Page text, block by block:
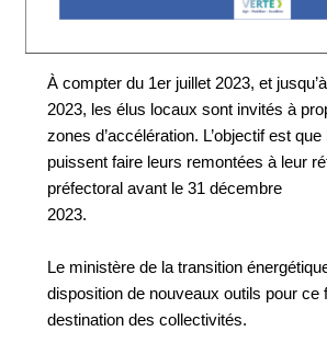
À compter du 1er juillet 2023, et
2023, les élus locaux sont invités à
zones d’accélération. L’objectif est que
puissent faire leurs remontées à leur
préfectoral avant le 31 décembre
2023.
Le ministère de la transition
disposition de nouveaux outils pour ce
destination des collectivités.